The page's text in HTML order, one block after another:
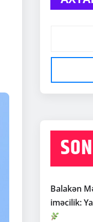
Balakən
iməcilik: